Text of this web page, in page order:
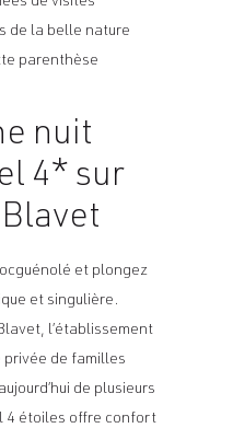
de la belle nature
parenthèse
nuit
4* sur
et plongez
et singulière.
l’établissement
de familles
de plusieurs
4 étoiles offre confort